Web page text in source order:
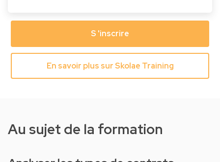
S 'inscrire
En savoir plus sur Skolae Training
Au sujet de la formation